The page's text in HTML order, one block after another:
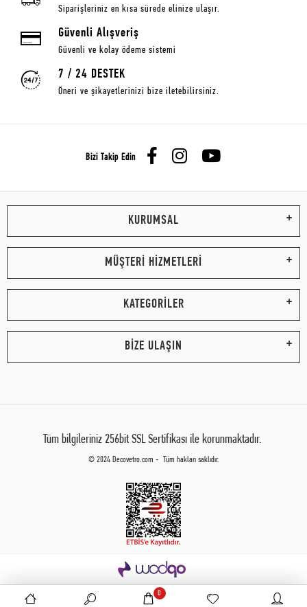
Siparişleriniz en kısa sürede elinize ulaşır.
Güvenli Alışveriş
Güvenli ve kolay ödeme sistemi
7 / 24 DESTEK
Öneri ve şikayetlerinizi bize iletebilirsiniz.
Bizi Takip Edin
KURUMSAL
MÜŞTERİ HİZMETLERİ
KATEGORİLER
BİZE ULAŞIN
Tüm bilgileriniz 256bit SSL Sertifikası ile korunmaktadır.
© 2024 Decovetro.com - Tüm hakları saklıdır.
0